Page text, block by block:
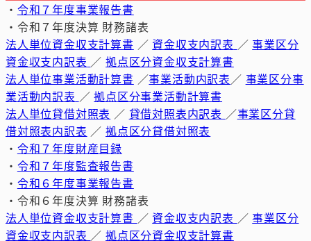
・ 令和７年度事業報告書
・令和７年度決算 財務諸表
法人単位資金収支計算書 ／ 資金収支内訳表 ／事業区分
資金収支内訳表 ／拠点区分資金収支計算書
法人単位事業活動計算書 ／事業活動内訳表／ 事業区分事
業活動内訳表 ／拠点区分事業活動計算書
法人単位貸借対照表 ／ 貸借対照表内訳表 ／事業区分貸
借対照表内訳表 ／拠点区分貸借対照表
・ 令和７年度財産目録
・ 令和７年度監査報告書
・ 令和６年度事業報告書
・令和６年度決算 財務諸表
法人単位資金収支計算書 ／ 資金収支内訳表 ／事業区分
資金収支内訳表 ／拠点区分資金収支計算書